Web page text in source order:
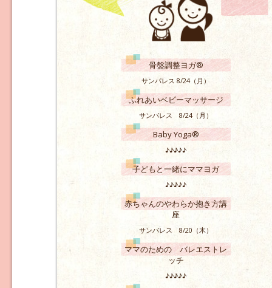
骨盤調整ヨガ®
サンパレス 8/24（月）
ふれあいベビーマッサージ
サンパレス 8/24（月）
Baby Yoga®
♪♪♪♪♪
子どもと一緒にママヨガ
♪♪♪♪♪
赤ちゃんのやわらか抱き方講
座
サンパレス 8/20（木）
ママのための バレエストレ
ッチ
♪♪♪♪♪